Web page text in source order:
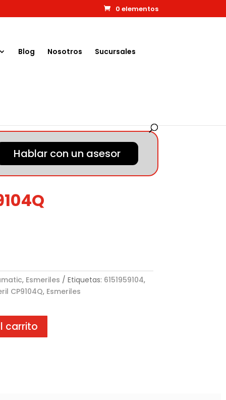
0 elementos
Blog Nosotros Sucursales
Hablar con un asesor
, Esmeriles Etiquetas: 6151959104,
CP9104Q, Esmeriles
carrito